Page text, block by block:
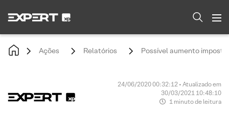
Ações Relatórios Possível aumento
24/06/2020 00:32:12 • Atualizado em
30/03/2021 10:48:10
1 minuto de leitura